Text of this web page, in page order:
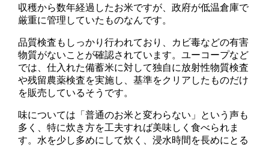
収穫から数年経過したお米ですが、政府が低温倉庫で
厳重に管理していたものなんです。
品質検査もしっかり行われており、カビ毒などの有害
物質がないことが確認されています。ユーコープなど
では、仕入れた備蓄米に対して独自に放射性物質検査
や残留農薬検査を実施し、基準をクリアしたものだけ
を販売しているそうです。
味については「普通のお米と変わらない」という声も
多く、特に炊き方を工夫すれば美味しく食べられま
す。水を少し多めにして炊く、浸水時間を長めにとる